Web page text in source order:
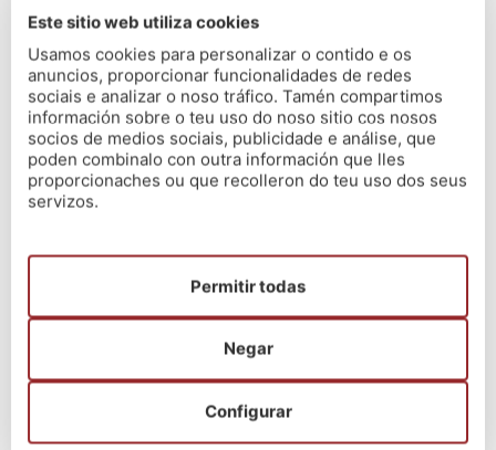
Vigo un novo grupo no centro Nós de Santiago. Se che
interesa esta proposta formativa podes vir a probar varias
clases sen compromiso de permanencia. Contacta con
calquera dos dous centros para recibir todo tipo de
información:
Nós Santiago ☎️ 981938727
Nós Vigo ☎️ 986139344
Últimas novas
Este sitio web utiliza cookies
Usamos cookies para personalizar o contido e os
anuncios, proporcionar funcionalidades de redes
sociais e analizar o noso tráfico. Tamén compartimos
información sobre o teu uso do noso sitio cos nosos
socios de medios sociais, publicidade e análise, que
poden combinalo con outra información que lles
proporcionaches ou que recolleron do teu uso dos seus
servizos.
Configurar
Negar
Permitir todas